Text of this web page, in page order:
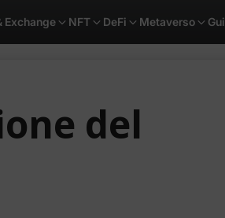
Exchange NFT DeFi Metaverso
del